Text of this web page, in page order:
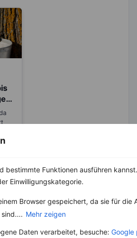
bestimmte Funktionen ausführen
Einwilligungskategorie.
Browser gespeichert, da sie für die
Mehr zeigen
Daten verarbeitet, besuche: Google
Rezepte